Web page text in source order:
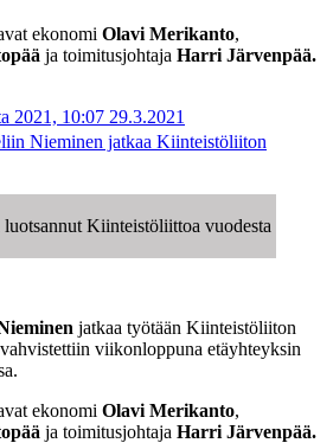
ekonomi Olavi Merikanto,
ja toimitusjohtaja Harri Järvenpää.
2021, 10:07 29.3.2021
Nieminen jatkaa Kiinteistöliiton
Kiinteistöliittoa vuodesta
jatkaa työtään Kiinteistöliiton
viikonloppuna etäyhteyksin
ekonomi Olavi Merikanto,
ja toimitusjohtaja Harri Järvenpää.